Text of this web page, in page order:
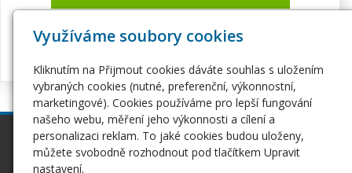
inPage
Webové stránky
Webhosting
Hosting
Využíváme soubory cookies
Kliknutím na Přijmout cookies dáváte souhlas s uložením
vybraných cookies (nutné, preferenční, výkonnostní,
marketingové). Cookies používáme pro lepší fungování
našeho webu, měření jeho výkonnosti a cílení a
personalizaci reklam. To jaké cookies budou uloženy,
můžete svobodně rozhodnout pod tlačítkem Upravit
nastavení.